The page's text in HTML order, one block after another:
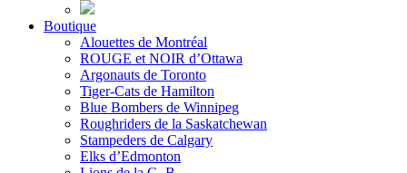
Boutique
Alouettes de Montréal
ROUGE et NOIR d’Ottawa
Argonauts de Toronto
Tiger-Cats de Hamilton
Blue Bombers de Winnipeg
Roughriders de la Saskatchewan
Stampeders de Calgary
Elks d’Edmonton